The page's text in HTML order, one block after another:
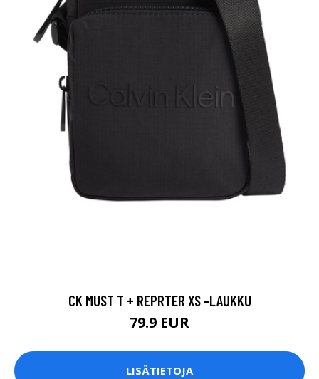
CK MUST T + REPRTER XS -LAUKKU
79.9 EUR
LISÄTIETOJA